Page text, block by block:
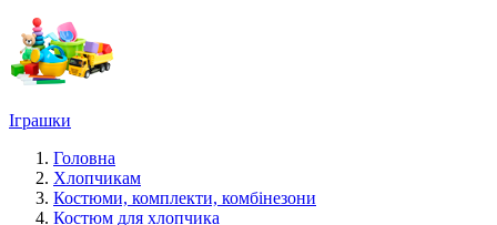
Іграшки
Головна
Хлопчикам
Костюми, комплекти, комбінезони
Костюм для хлопчика